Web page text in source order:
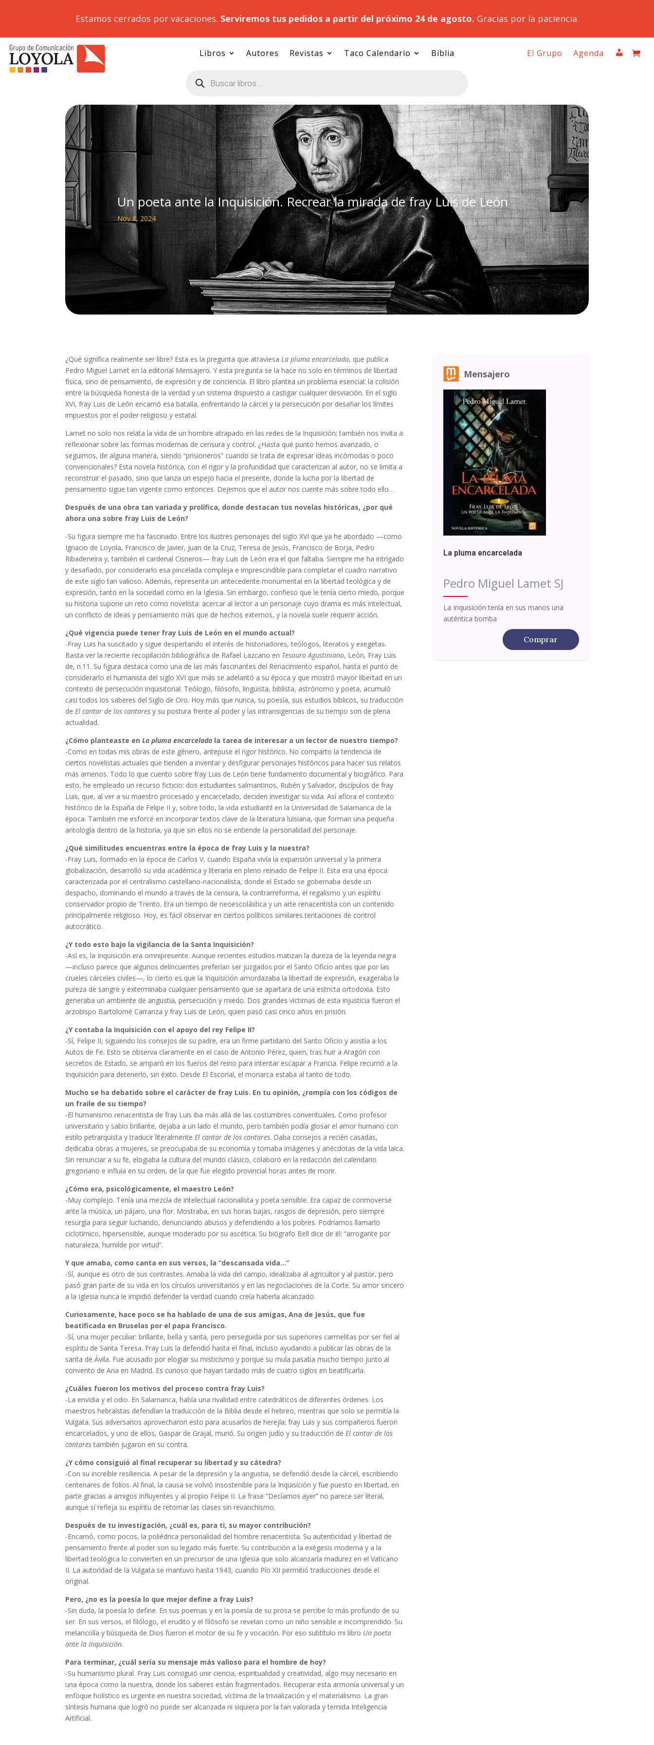
Estamos cerrados por vacaciones. Serviremos tus pedidos a partir del próximo 24 de agosto. Gracias por la paciencia.
Libros Autores Revistas Taco Calendario Biblia
productos
El Grupo Agenda
Un poeta ante la Inquisición. Recrear la mirada de fray Luis de León
Nov 8, 2024
¿Qué significa realmente ser libre? Esta es la pregunta que atraviesaLa pluma encarcelada, que publica
Pedro Miguel Lamet en la editorial Mensajero. Y esta pregunta se la hace no solo en términos de libertad
física, sino de pensamiento, de expresión y de conciencia. El libro plantea un problema esencial: la colisión
entre la búsqueda honesta de la verdad y un sistema dispuesto a castigar cualquier desviación. En el siglo
XVI, fray Luis de León encarnó esa batalla, enfrentando la cárcel y la persecución por desafiar los límites
impuestos por el poder religioso y estatal.
Lamet no solo nos relata la vida de un hombre atrapado en las redes de la Inquisición; también nos invita a
reflexionar sobre las formas modernas de censura y control. ¿Hasta qué punto hemos avanzado, o
seguimos, de alguna manera, siendo “prisioneros” cuando se trata de expresar ideas incómodas o poco
convencionales? Esta novela histórica, con el rigor y la profundidad que caracterizan al autor, no se limita a
reconstruir el pasado, sino que lanza un espejo hacia el presente, donde la lucha por la libertad de
pensamiento sigue tan vigente como entonces. Dejemos que el autor nos cuente más sobre todo ello…
Después de una obra tan variada y prolífica, donde destacan tus novelas históricas, ¿por qué
ahora una sobre fray Luis de León?
-Su figura siempre me ha fascinado. Entre los ilustres personajes del siglo XVI que ya he abordado —como
Ignacio de Loyola, Francisco de Javier, Juan de la Cruz, Teresa de Jesús, Francisco de Borja, Pedro
Ribadeneira y, también el cardenal Cisneros— fray Luis de León era el que faltaba. Siempre me ha intrigado
y desafiado, por considerarlo esa pincelada compleja e imprescindible para completar el cuadro narrativo
de este siglo tan valioso. Además, representa un antecedente monumental en la libertad teológica y de
expresión, tanto en la sociedad como en la Iglesia. Sin embargo, confieso que le tenía cierto miedo, porque
su historia supone un reto como novelista: acercar al lector a un personaje cuyo drama es más intelectual,
un conflicto de ideas y pensamiento más que de hechos externos, y la novela suele requerir acción.
¿Qué vigencia puede tener fray Luis de León en el mundo actual?
-Fray Luis ha suscitado y sigue despertando el interés de historiadores, teólogos, literatos y exegetas.
Basta ver la reciente recopilación bibliográfica de Rafael Lazcano en Tesauro Agustiniano, León, Fray Luis
de, n.11. Su figura destaca como una de las más fascinantes del Renacimiento español, hasta el punto de
considerarlo el humanista del siglo XVI que más se adelantó a su época y que mostró mayor libertad en un
contexto de persecución inquisitorial. Teólogo, filósofo, lingüista, biblista, astrónomo y poeta, acumuló
casi todos los saberes del Siglo de Oro. Hoy más que nunca, su poesía, sus estudios bíblicos, su traducción
deEl cantar de los cantares y su postura frente al poder y las intransigencias de su tiempo son de plena
actualidad.
¿Cómo planteaste enLa pluma encarcelada la tarea de interesar a un lector de nuestro tiempo?
-Como en todas mis obras de este género, antepuse el rigor histórico. No comparto la tendencia de
ciertos novelistas actuales que tienden a inventar y desfigurar personajes históricos para hacer sus relatos
más amenos. Todo lo que cuento sobre fray Luis de León tiene fundamento documental y biográfico. Para
esto, he empleado un recurso ficticio: dos estudiantes salmantinos, Rubén y Salvador, discípulos de fray
Luis, que, al ver a su maestro procesado y encarcelado, deciden investigar su vida. Así aflora el contexto
histórico de la España de Felipe II y, sobre todo, la vida estudiantil en la Universidad de Salamanca de la
época. También me esforcé en incorporar textos clave de la literatura luisiana, que forman una pequeña
antología dentro de la historia, ya que sin ellos no se entiende la personalidad del personaje.
¿Qué similitudes encuentras entre la época de fray Luis y la nuestra?
-Fray Luis, formado en la época de Carlos V, cuando España vivía la expansión universal y la primera
globalización, desarrolló su vida académica y literaria en pleno reinado de Felipe II. Esta era una época
caracterizada por el centralismo castellano-nacionalista, donde el Estado se gobernaba desde un
despacho, dominando el mundo a través de la censura, la contrarreforma, el regalismo y un espíritu
conservador propio de Trento. Era un tiempo de neoescolástica y un arte renacentista con un contenido
principalmente religioso. Hoy, es fácil observar en ciertos políticos similares tentaciones de control
autocrático.
¿Y todo esto bajo la vigilancia de la Santa Inquisición?
-Así es, la Inquisición era omnipresente. Aunque recientes estudios matizan la dureza de la leyenda negra
—incluso parece que algunos delincuentes preferían ser juzgados por el Santo Oficio antes que por las
crueles cárceles civiles—, lo cierto es que la Inquisición amordazaba la libertad de expresión, exageraba la
pureza de sangre y exterminaba cualquier pensamiento que se apartara de una estricta ortodoxia. Esto
generaba un ambiente de angustia, persecución y miedo. Dos grandes víctimas de esta injusticia fueron el
arzobispo Bartolomé Carranza y fray Luis de León, quien pasó casi cinco años en prisión.
¿Y contaba la Inquisición con el apoyo del rey Felipe II?
-Sí, Felipe II, siguiendo los consejos de su padre, era un firme partidario del Santo Oficio y asistía a los
Autos de Fe. Esto se observa claramente en el caso de Antonio Pérez, quien, tras huir a Aragón con
secretos de Estado, se amparó en los fueros del reino para intentar escapar a Francia. Felipe recurrió a la
Inquisición para detenerlo, sin éxito. Desde El Escorial, el monarca estaba al tanto de todo.
Mucho se ha debatido sobre el carácter de fray Luis. En tu opinión, ¿rompía con los códigos de
un fraile de su tiempo?
-El humanismo renacentista de fray Luis iba más allá de las costumbres conventuales. Como profesor
universitario y sabio brillante, dejaba a un lado el mundo, pero también podía glosar el amor humano con
estilo petrarquista y traducir literalmenteEl cantar de los cantares. Daba consejos a recién casadas,
dedicaba obras a mujeres, se preocupaba de su economía y tomaba imágenes y anécdotas de la vida laica.
Sin renunciar a su fe, elogiaba la cultura del mundo clásico, colaboró en la redacción del calendario
gregoriano e influía en su orden, de la que fue elegido provincial horas antes de morir.
¿Cómo era, psicológicamente, el maestro León?
-Muy complejo. Tenía una mezcla de intelectual racionalista y poeta sensible. Era capaz de conmoverse
ante la música, un pájaro, una flor. Mostraba, en sus horas bajas, rasgos de depresión, pero siempre
resurgía para seguir luchando, denunciando abusos y defendiendo a los pobres. Podríamos llamarlo
ciclotímico, hipersensible, aunque moderado por su ascética. Su biógrafo Bell dice de él: “arrogante por
naturaleza, humilde por virtud”.
Y que amaba, como canta en sus versos, la “descansada vida…”
-Sí, aunque es otro de sus contrastes. Amaba la vida del campo, idealizaba al agricultor y al pastor, pero
pasó gran parte de su vida en los círculos universitarios y en las negociaciones de la Corte. Su amor sincero
a la Iglesia nunca le impidió defender la verdad cuando creía haberla alcanzado.
Curiosamente, hace poco se ha hablado de una de sus amigas, Ana de Jesús, que fue
beatificada en Bruselas por el papa Francisco.
-Sí, una mujer peculiar: brillante, bella y santa, pero perseguida por sus superiores carmelitas por ser fiel al
espíritu de Santa Teresa. Fray Luis la defendió hasta el final, incluso ayudando a publicar las obras de la
santa de Ávila. Fue acusado por elogiar su misticismo y porque su mula pasaba mucho tiempo junto al
convento de Ana en Madrid. Es curioso que hayan tardado más de cuatro siglos en beatificarla.
¿Cuáles fueron los motivos del proceso contra fray Luis?
-La envidia y el odio. En Salamanca, había una rivalidad entre catedráticos de diferentes órdenes. Los
maestros hebraístas defendían la traducción de la Biblia desde el hebreo, mientras que solo se permitía la
Vulgata. Sus adversarios aprovecharon esto para acusarlos de herejía; fray Luis y sus compañeros fueron
encarcelados, y uno de ellos, Gaspar de Grajal, murió. Su origen judío y su traducción deEl cantar de los
cantarestambién jugaron en su contra.
¿Y cómo consiguió al final recuperar su libertad y su cátedra?
-Con su increíble resiliencia. A pesar de la depresión y la angustia, se defendió desde la cárcel, escribiendo
centenares de folios. Al final, la causa se volvió insostenible para la Inquisición y fue puesto en libertad, en
parte gracias a amigos influyentes y al propio Felipe II. La frase “Decíamos ayer” no parece ser literal,
aunque sí refleja su espíritu de retomar las clases sin revanchismo.
Después de tu investigación, ¿cuál es, para ti, su mayor contribución?
-Encarnó, como pocos, la poliédrica personalidad del hombre renacentista. Su autenticidad y libertad de
pensamiento frente al poder son su legado más fuerte. Su contribución a la exégesis moderna y a la
libertad teológica lo convierten en un precursor de una Iglesia que solo alcanzaría madurez en el Vaticano
II. La autoridad de la Vulgata se mantuvo hasta 1943, cuando Pío XII permitió traducciones desde el
original.
Pero, ¿no es la poesía lo que mejor define a fray Luis?
-Sin duda, la poesía lo define. En sus poemas y en la poesía de su prosa se percibe lo más profundo de su
ser. En sus versos, el filólogo, el erudito y el filósofo se revelan como un niño sensible e incomprendido. Su
melancolía y búsqueda de Dios fueron el motor de su fe y vocación. Por eso subtitulo mi libro Un poeta
ante la Inquisición.
Para terminar, ¿cuál sería su mensaje más valioso para el hombre de hoy?
-Su humanismo plural. Fray Luis consiguió unir ciencia, espiritualidad y creatividad, algo muy necesario en
una época como la nuestra, donde los saberes están fragmentados. Recuperar esta armonía universal y un
enfoque holístico es urgente en nuestra sociedad, víctima de la trivialización y el materialismo. La gran
síntesis humana que logró no puede ser alcanzada ni siquiera por la tan valorada y temida Inteligencia
Artificial.
Mensajero
La pluma encarcelada
Pedro Miguel Lamet SJ
La Inquisición tenía en sus manos una
auténtica bomba
Comprar